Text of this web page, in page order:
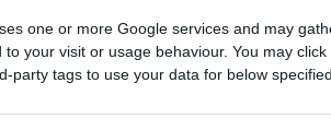
one or more Google services and may
your visit or usage behaviour. You may
party tags to use your data for below
παιδί, επέζησε πηδώντας
δολοφονήθηκε κατά τη